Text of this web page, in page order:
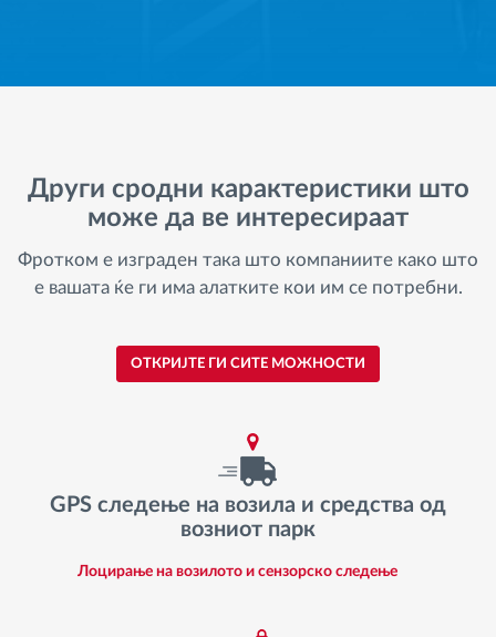
Други сродни карактеристики што
може да ве интересираат
Фротком е изграден така што компаниите како што
е вашата ќе ги има алатките кои им се потребни.
ОТКРИЈТЕ ГИ СИТЕ МОЖНОСТИ
GPS следење на возила и средства од
возниот парк
Лоцирање на возилото и сензорско следење